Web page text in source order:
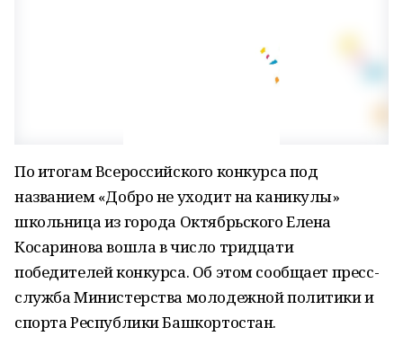
По итогам Всероссийского конкурса под
названием «Добро не уходит на каникулы»
школьница из города Октябрьского Елена
Косаринова вошла в число тридцати
победителей конкурса. Об этом сообщает пресс-
служба Министерства молодежной политики и
спорта Республики Башкортостан.